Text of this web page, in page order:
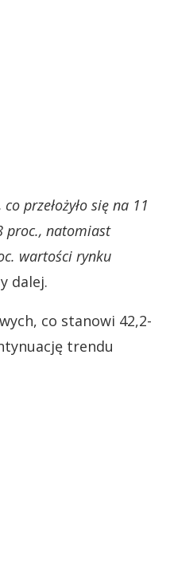
przełożyło się na 11
proc., natomiast
wartości rynku
dalej.
co stanowi 42,2-
trendu